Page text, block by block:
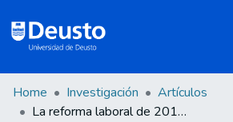
DeustoTeka
Home Investigación
Artículos
La reforma laboral de 2010: ¿qué reforma?